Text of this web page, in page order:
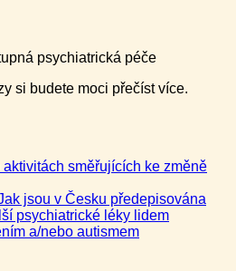
si budete moci přečíst více.
směřujících ke změně
jsou v Česku předepisována
psychiatrické léky lidem
a/nebo autismem